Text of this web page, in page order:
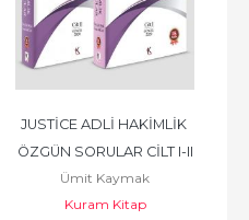
JUSTİCE ADLİ HAKİMLİK
ÖZGÜN SORULAR CİLT I-II
Ümit Kaymak
Kuram Kitap